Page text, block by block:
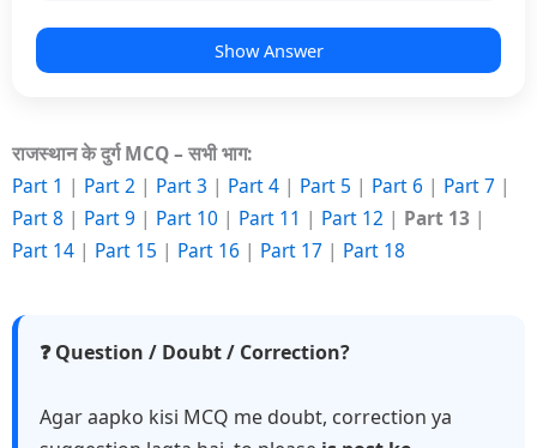
Show Answer
राजस्थान के दुर्ग MCQ – सभी भाग:
Part 1 | Part 2 | Part 3 | Part 4 | Part 5 | Part 6 | Part 7 |
Part 8 | Part 9 | Part 10 | Part 11 | Part 12 | Part 13 |
Part 14 | Part 15 | Part 16 | Part 17 | Part 18
❓ Question / Doubt / Correction?
Agar aapko kisi MCQ me doubt, correction ya